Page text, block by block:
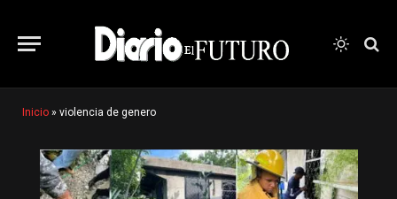
Inicio » violencia de genero